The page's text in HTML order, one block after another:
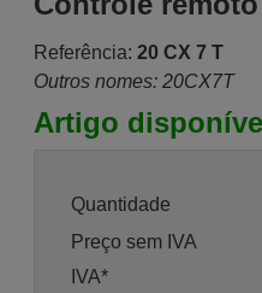
Referência: 20 CX 7 T
Outros nomes: 20CX7T
Artigo
Quantidade
Preço sem IVA
IVA*